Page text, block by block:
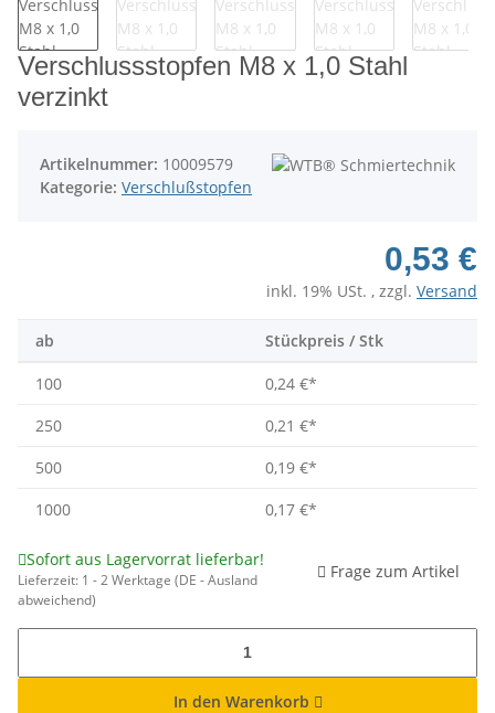
Verschlussstopfen M8 x 1,0 Stahl
verzinkt
Artikelnummer: 10009579
Kategorie: Verschlußstopfen
0,53 €
inkl. 19% USt. , zzgl. Versand
ab Stückpreis / Stk
100 0,24 €*
250
0,21 €*
500
0,19 €*
1000
0,17 €*
Sofort aus Lagervorrat lieferbar!
Lieferzeit: 1 - 2 Werktage (DE - Ausland
abweichend)
Frage zum Artikel
In den Warenkorb